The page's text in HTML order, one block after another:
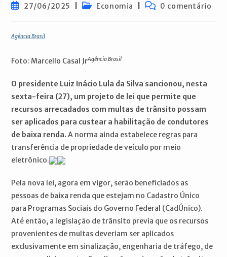
Post27/06/2025
Categoria
Economia
Comentários
0 comentário
Agência Brasil
Foto: Marcello Casal JrAgência Brasil
O presidente Luiz Inácio Lula da Silva sancionou, nesta
sexta-feira (27), um projeto de lei que permite que
recursos arrecadados com multas de trânsito possam
ser aplicados para custear a habilitação de condutores
de baixa renda. A norma ainda estabelece regras para
transferência de propriedade de veículo por meio
eletrônico.
Pela nova lei, agora em vigor, serão beneficiados as
pessoas de baixa renda que estejam no Cadastro Único
para Programas Sociais do Governo Federal (CadÚnico).
Até então, a legislação de trânsito previa que os recursos
provenientes de multas deveriam ser aplicados
exclusivamente em sinalização, engenharia de tráfego, de